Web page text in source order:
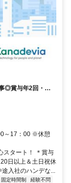
◎賞与年2回・土
～17：00 ※休憩
スタート！ ＊賞与
日以上＆土日祝休
入社のハンデな...
固定時間制
経験不問